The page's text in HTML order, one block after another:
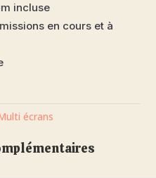
incluse
en cours et à
écrans